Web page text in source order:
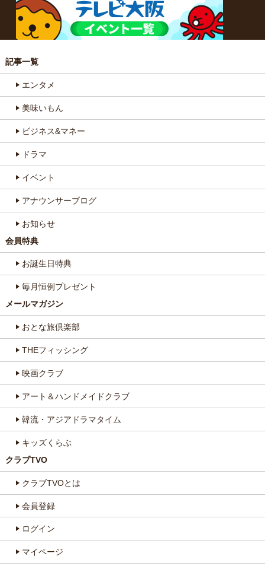
記事一覧
エンタメ
美味いもん
ビジネス&マネー
ドラマ
イベント
アナウンサーブログ
お知らせ
会員特典
お誕生日特典
毎月恒例プレゼント
メールマガジン
おとな旅倶楽部
THEフィッシング
映画クラブ
アート＆ハンドメイドクラブ
韓流・アジアドラマタイム
キッズくらぶ
クラブTVO
クラブTVOとは
会員登録
ログイン
マイページ